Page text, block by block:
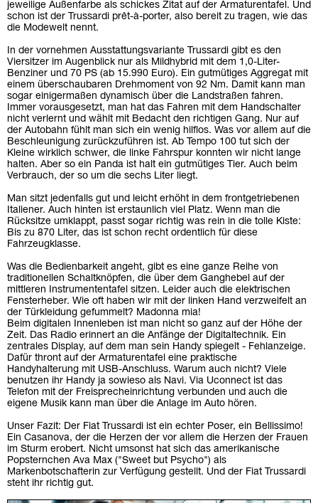
jeweilige Außenfarbe als schickes Zitat auf der Armaturentafel. Und
schon ist der Trussardi prêt-à-porter, also bereit zu tragen, wie das
die Modewelt nennt.
In der vornehmen Ausstattungsvariante Trussardi gibt es den
Viersitzer im Augenblick nur als Mildhybrid mit dem 1,0-Liter-
Benziner und 70 PS (ab 15.990 Euro). Ein gutmütiges Aggregat mit
einem überschaubaren Drehmoment von 92 Nm. Damit kann man
sogar einigermaßen dynamisch über die Landstraßen fahren.
Immer vorausgesetzt, man hat das Fahren mit dem Handschalter
nicht verlernt und wählt mit Bedacht den richtigen Gang. Nur auf
der Autobahn fühlt man sich ein wenig hilflos. Was vor allem auf die
Beschleunigung zurückzuführen ist. Ab Tempo 100 tut sich der
Kleine wirklich schwer, die linke Fahrspur konnten wir nicht lange
halten. Aber so ein Panda ist halt ein gutmütiges Tier. Auch beim
Verbrauch, der so um die sechs Liter liegt.
Man sitzt jedenfalls gut und leicht erhöht in dem frontgetriebenen
Italiener. Auch hinten ist erstaunlich viel Platz. Wenn man die
Rücksitze umklappt, passt sogar richtig was rein in die tolle Kiste:
Bis zu 870 Liter, das ist schon recht ordentlich für diese
Fahrzeugklasse.
Was die Bedienbarkeit angeht, gibt es eine ganze Reihe von
traditionellen Schaltknöpfen, die über dem Ganghebel auf der
mittleren Instrumententafel sitzen. Leider auch die elektrischen
Fensterheber. Wie oft haben wir mit der linken Hand verzweifelt an
der Türkleidung gefummelt? Madonna mia!
Beim digitalen Innenleben ist man nicht so ganz auf der Höhe der
Zeit. Das Radio erinnert an die Anfänge der Digitaltechnik. Ein
zentrales Display, auf dem man sein Handy spiegelt - Fehlanzeige.
Dafür thront auf der Armaturentafel eine praktische
Handyhalterung mit USB-Anschluss. Warum auch nicht? Viele
benutzen ihr Handy ja sowieso als Navi. Via Uconnect ist das
Telefon mit der Freisprecheinrichtung verbunden und auch die
eigene Musik kann man über die Anlage im Auto hören.
Unser Fazit: Der Fiat Trussardi ist ein echter Poser, ein Bellissimo!
Ein Casanova, der die Herzen der vor allem die Herzen der Frauen
im Sturm erobert. Nicht umsonst hat sich das amerikanische
Popsternchen Ava Max ("Sweet but Psycho") als
Markenbotschafterin zur Verfügung gestellt. Und der Fiat Trussardi
steht ihr richtig gut.